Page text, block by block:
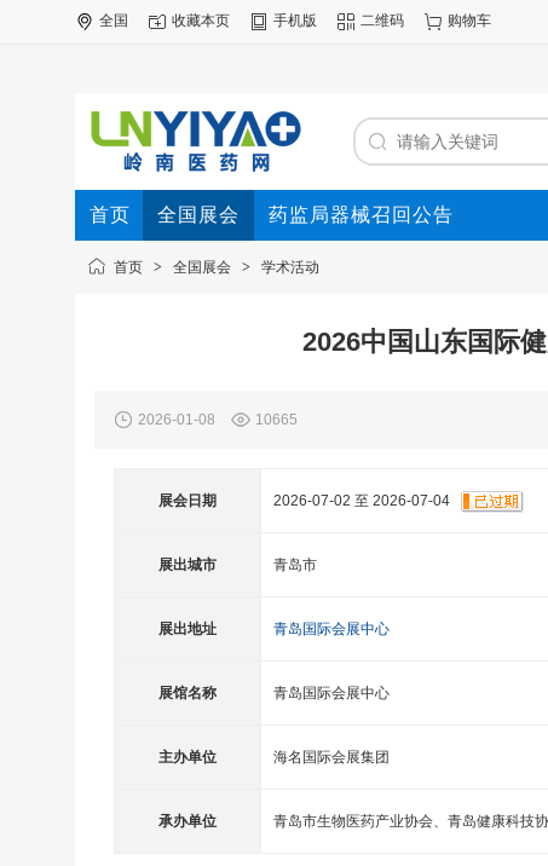
全国 收藏本页 手机版 二维码 购物车
首页 全国展会 药监局器械召回公告
首页 > 全国展会 > 学术活动
2026中国山东国际
2026-01-08 10665
展会日期 2026-07-02 至 2026-07-04
展出城市 青岛市
展出地址 青岛国际会展中心
展馆名称 青岛国际会展中心
主办单位 海名国际会展集团
承办单位 青岛市生物医药产业协会、青岛健康科技